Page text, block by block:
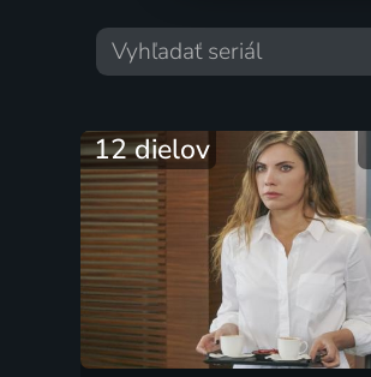
12 dielov